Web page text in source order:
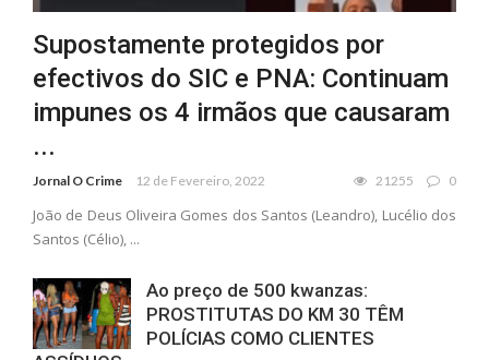
Supostamente protegidos por
efectivos do SIC e PNA: Continuam
impunes os 4 irmãos que causaram
...
Jornal O Crime 12 de Fevereiro, 2022 21255 0
João de Deus Oliveira Gomes dos Santos (Leandro), Lucélio dos
Santos (Célio), ...
Ao preço de 500 kwanzas:
PROSTITUTAS DO KM 30 TÊM
POLÍCIAS COMO CLIENTES